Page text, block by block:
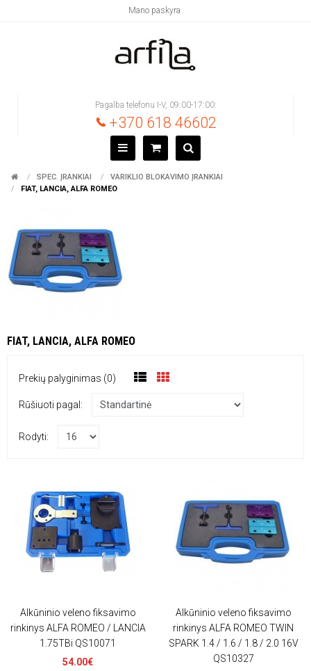
Mano paskyra
Pagalba telefonu I-V, 09:00-17:00:
+370 618 46602
SPEC. ĮRANKIAI
VARIKLIO BLOKAVIMO ĮRANKIAI
FIAT, LANCIA, ALFA ROMEO
FIAT, LANCIA, ALFA ROMEO
Prekių palyginimas (0)
Rūšiuoti pagal:
Rodyti:
Alkūninio veleno fiksavimo
rinkinys ALFA ROMEO / LANCIA
1.75TBi QS10071
54.00€
Alkūninio veleno fiksavimo
rinkinys ALFA ROMEO TWIN
SPARK 1.4 / 1.6 / 1.8 / 2.0 16V
QS10327